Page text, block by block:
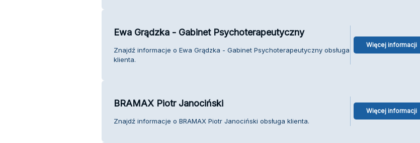
Ewa Grądzka - Gabinet Psychoterapeutyczny
Znajdź informacje o Ewa Grądzka - Gabinet Psychoterapeutyczny obsługa
klienta.
Więcej informacji
BRAMAX Piotr Janociński
Znajdź informacje o BRAMAX Piotr Janociński obsługa klienta.
Więcej informacji